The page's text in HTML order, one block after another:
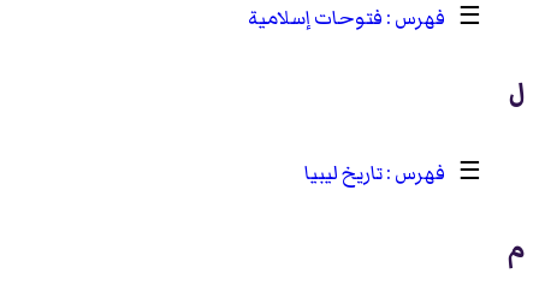
☰
فتوحات إسلامية
ل
☰ تاريخ ليبيا
م